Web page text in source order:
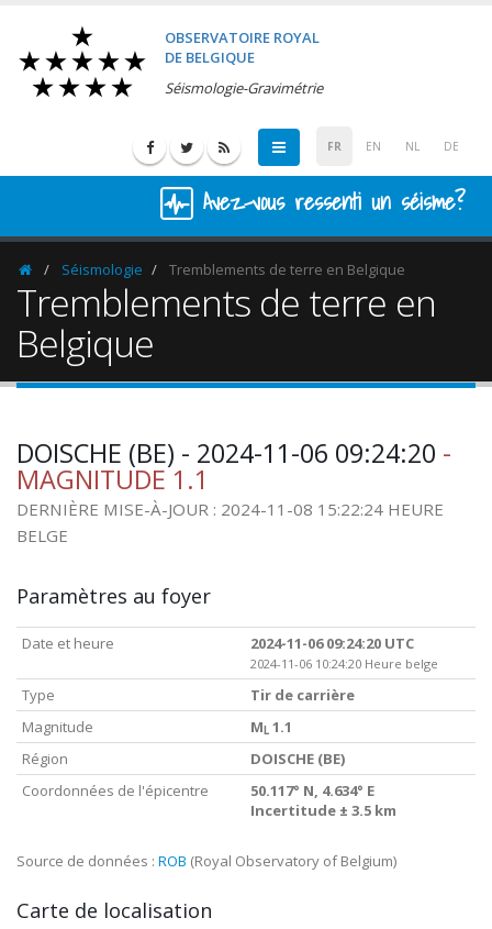
OBSERVATOIRE ROYAL
DE BELGIQUE
Séismologie-Gravimétrie
FR EN NL DE
Avez-vous ressenti un séisme?
HomepageSéismologie Tremblements de terre en Belgique
Tremblements de terre en
Belgique
DOISCHE (BE) - 2024-11-06 09:24:20 -
MAGNITUDE 1.1
DERNIÈRE MISE-À-JOUR : 2024-11-08 15:22:24 HEURE
BELGE
Paramètres au foyer
Date et heure 2024-11-06 09:24:20 UTC
2024-11-06 10:24:20 Heure belge
Type
Tir de carrière
Magnitude
M L 1.1
Région
DOISCHE (BE)
Coordonnées de l'épicentre
50.117° N, 4.634° E
Incertitude ± 3.5 km
Source de données : ROB (Royal Observatory of Belgium)
Carte de localisation